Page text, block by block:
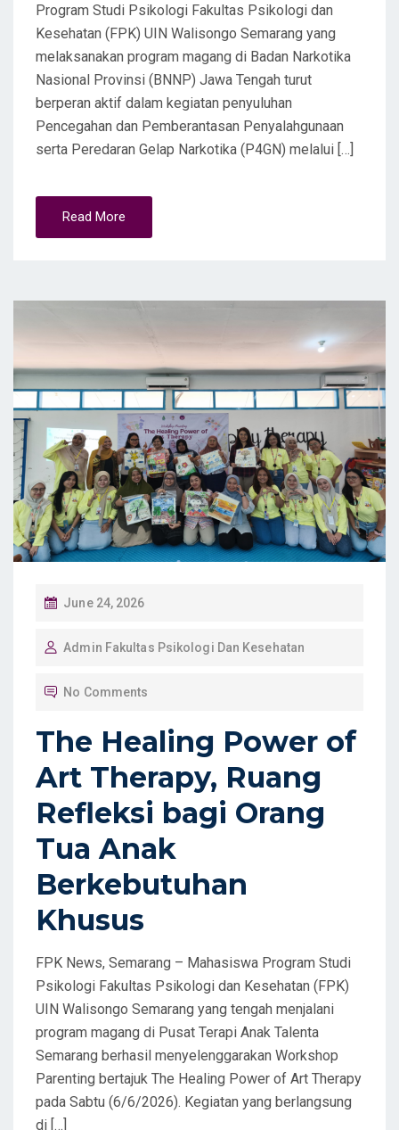
Program Studi Psikologi Fakultas Psikologi dan
Kesehatan (FPK) UIN Walisongo Semarang yang
melaksanakan program magang di Badan Narkotika
Nasional Provinsi (BNNP) Jawa Tengah turut
berperan aktif dalam kegiatan penyuluhan
Pencegahan dan Pemberantasan Penyalahgunaan
serta Peredaran Gelap Narkotika (P4GN) melalui […]
Read More
P
S
D
O
N
June 24, 2026
Admin Fakultas Psikologi Dan Kesehatan
No Comments
The Healing Power of
Art Therapy, Ruang
Refleksi bagi Orang
Tua Anak
Berkebutuhan
Khusus
FPK News, Semarang – Mahasiswa Program Studi
Psikologi Fakultas Psikologi dan Kesehatan (FPK)
UIN Walisongo Semarang yang tengah menjalani
program magang di Pusat Terapi Anak Talenta
Semarang berhasil menyelenggarakan Workshop
Parenting bertajuk The Healing Power of Art Therapy
pada Sabtu (6/6/2026). Kegiatan yang berlangsung
di […]